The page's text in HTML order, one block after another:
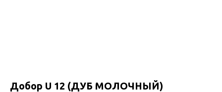
Добор U 12 (ДУБ МОЛОЧНЫЙ)